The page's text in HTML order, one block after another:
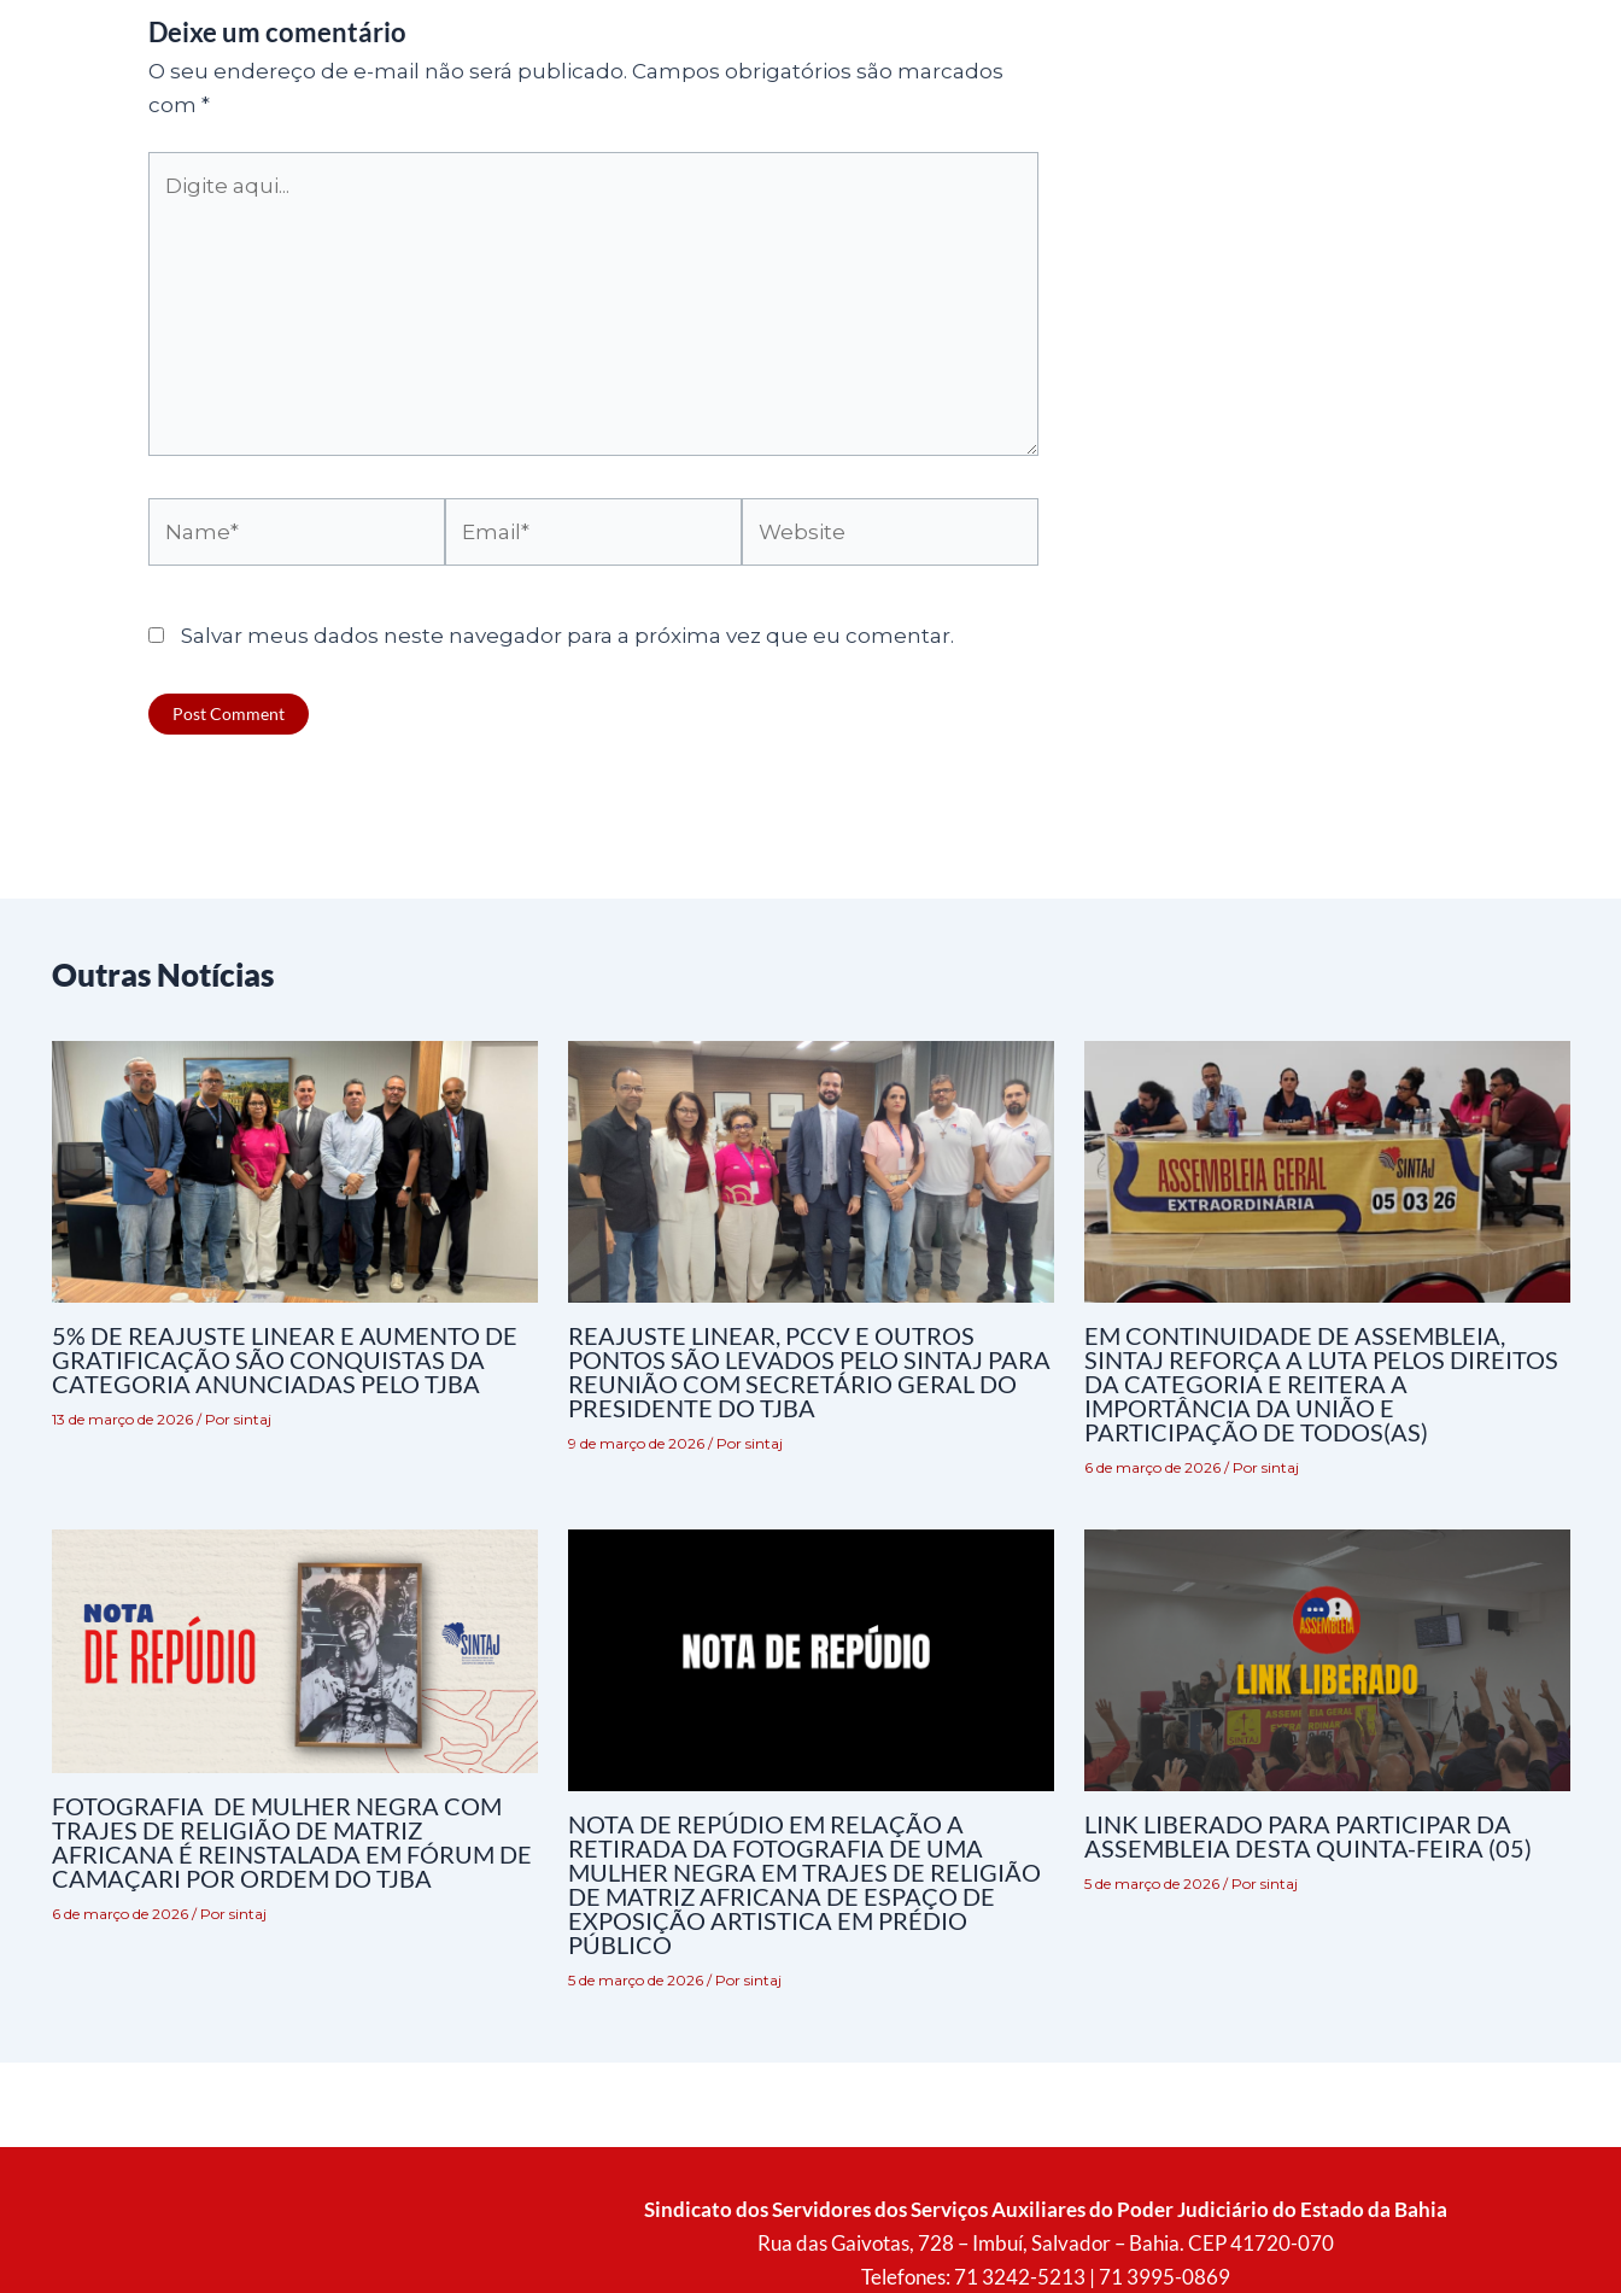
Deixe um comentário
O seu endereço de e-mail não será publicado. Campos obrigatórios são marcados
com *
aqui...
Salvar meus dados neste navegador para a próxima vez que eu comentar.
Outras Notícias
5% DE REAJUSTE LINEAR E AUMENTO DE
GRATIFICAÇÃO SÃO CONQUISTAS DA
CATEGORIA ANUNCIADAS PELO TJBA
13 de março de 2026 / Por sintaj
REAJUSTE LINEAR, PCCV E OUTROS
PONTOS SÃO LEVADOS PELO SINTAJ PARA
REUNIÃO COM SECRETÁRIO GERAL DO
PRESIDENTE DO TJBA
9 de março de 2026 / Por sintaj
EM CONTINUIDADE DE ASSEMBLEIA,
SINTAJ REFORÇA A LUTA PELOS DIREITOS
DA CATEGORIA E REITERA A
IMPORTÂNCIA DA UNIÃO E
PARTICIPAÇÃO DE TODOS(AS)
6 de março de 2026 / Por sintaj
FOTOGRAFIA DE MULHER NEGRA COM
TRAJES DE RELIGIÃO DE MATRIZ
AFRICANA É REINSTALADA EM FÓRUM DE
CAMAÇARI POR ORDEM DO TJBA
6 de março de 2026 / Por sintaj
NOTA DE REPÚDIO EM RELAÇÃO A
RETIRADA DA FOTOGRAFIA DE UMA
MULHER NEGRA EM TRAJES DE RELIGIÃO
DE MATRIZ AFRICANA DE ESPAÇO DE
EXPOSIÇÃO ARTISTICA EM PRÉDIO
PÚBLICO
5 de março de 2026 / Por sintaj
LINK LIBERADO PARA PARTICIPAR DA
ASSEMBLEIA DESTA QUINTA-FEIRA (05)
5 de março de 2026 / Por sintaj
Sindicato dos Servidores dos Serviços Auxiliares do Poder Judiciário do Estado da Bahia
Rua das Gaivotas, 728 – Imbuí, Salvador – Bahia. CEP 41720-070
Telefones: 71 3242-5213 | 71 3995-0869